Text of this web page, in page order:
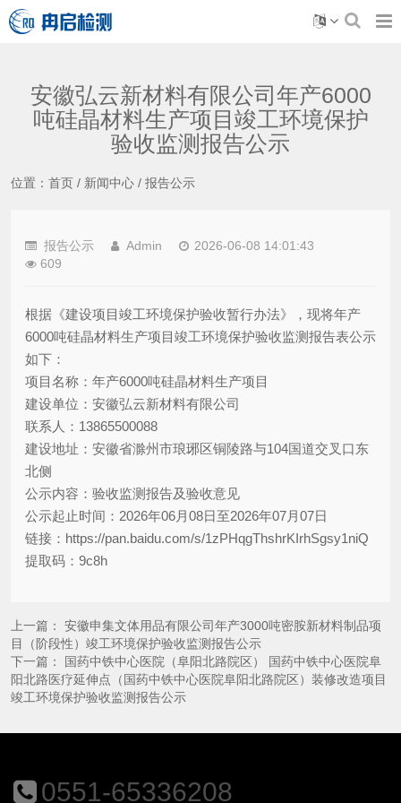
安徽弘云新材料有限公司年产6000
吨硅晶材料生产项目竣工环境保护
验收监测报告公示
位置： 首页 / 新闻中心 / 报告公示
报告公示 Admin
2026-06-08 14:01:43
609
根据《建设项目竣工环境保护验收暂行办法》，现将年产
6000吨硅晶材料生产项目竣工环境保护验收监测报告表公示
如下：
项目名称：年产6000吨硅晶材料生产项目
建设单位：安徽弘云新材料有限公司
联系人：13865500088
建设地址：安徽省滁州市琅琊区铜陵路与104国道交叉口东
北侧
公示内容：验收监测报告及验收意见
公示起止时间：2026年06月08日至2026年07月07日
链接：https://pan.baidu.com/s/1zPHqgThshrKIrhSgsy1niQ
提取码：9c8h
上一篇： 安徽申集文体用品有限公司年产3000吨密胺新材料制品项
目（阶段性）竣工环境保护验收监测报告公示
下一篇：
国药中铁中心医院（阜阳北路院区） 国药中铁中心医院阜
阳北路医疗延伸点（国药中铁中心医院阜阳北路院区）装修改造项目
竣工环境保护验收监测报告公示
0551-65336208